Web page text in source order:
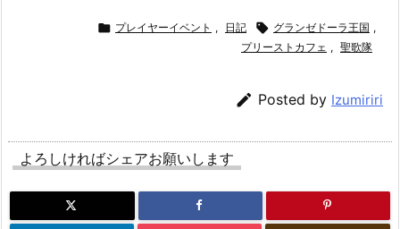
 プレイヤーイベント , 日記  グランゼドーラ王国 ,
プリーストカフェ , 聖歌隊
 Posted by Izumiriri
よろしければシェアお願いします